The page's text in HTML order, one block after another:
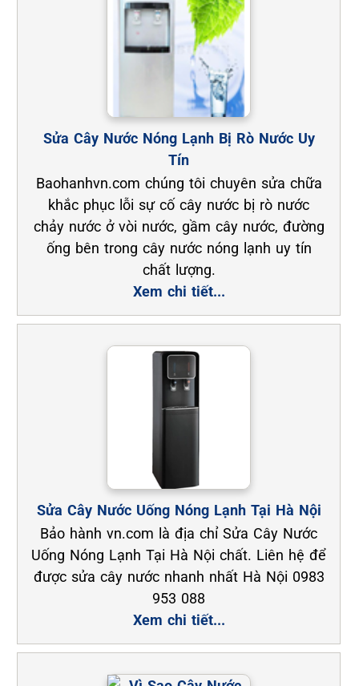
Sửa Cây Nước Nóng Lạnh Bị Rò Nước Uy
Tín
Baohanhvn.com chúng tôi chuyên sửa chữa
khắc phục lỗi sự cố cây nước bị rò nước
chảy nước ở vòi nước, gầm cây nước, đường
ống bên trong cây nước nóng lạnh uy tín
chất lượng.
Xem chi tiết...
Sửa Cây Nước Uống Nóng Lạnh Tại Hà Nội
Bảo hành vn.com là địa chỉ Sửa Cây Nước
Uống Nóng Lạnh Tại Hà Nội chất. Liên hệ để
được sửa cây nước nhanh nhất Hà Nội 0983
953 088
Xem chi tiết...